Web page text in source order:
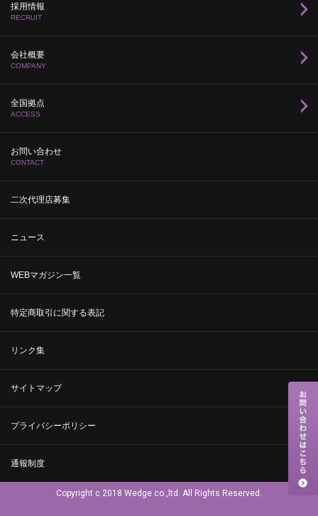
採用情報
RECRUIT
会社概要
COMPANY
全国拠点
ACCESS
お問い合わせ
CONTACT
二次代理店募集
ニュース
WEBマガジン一覧
特定商取引に関する表記
リンク集
サイトマップ
プライバシーポリシー
通報制度
Copyright c 2018 Wedge co.,ltd. All Rights Reserved.